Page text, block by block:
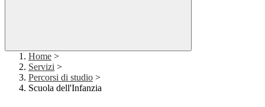
Home >
Servizi >
Percorsi di studio >
Scuola dell'Infanzia